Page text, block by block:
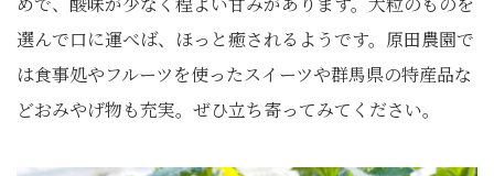
選んで口に運べば、ほっと癒されるようです。原田農園で
は食事処やフルーツを使ったスイーツや群馬県の特産品な
どおみやげ物も充実。ぜひ立ち寄ってみてください。